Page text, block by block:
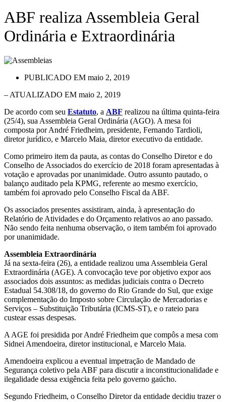
ABF realiza Assembleia Geral
Ordinária e Extraordinária
PUBLICADO EM maio 2, 2019
– ATUALIZADO EM maio 2, 2019
De acordo com seu Estatuto, a ABF realizou na última quinta-feira
(25/4), sua Assembleia Geral Ordinária (AGO). A mesa foi
composta por André Friedheim, presidente, Fernando Tardioli,
diretor jurídico, e Marcelo Maia, diretor executivo da entidade.
Como primeiro item da pauta, as contas do Conselho Diretor e do
Conselho de Associados do exercício de 2018 foram apresentadas à
votação e aprovadas por unanimidade. Outro assunto pautado, o
balanço auditado pela KPMG, referente ao mesmo exercício,
também foi aprovado pelo Conselho Fiscal da ABF.
Os associados presentes assistiram, ainda, à apresentação do
Relatório de Atividades e do Orçamento relativos ao ano passado.
Não sendo feita nenhuma observação, o item também foi aprovado
por unanimidade.
Assembleia Extraordinária
Já na sexta-feira (26), a entidade realizou uma Assembleia Geral
Extraordinária (AGE). A convocação teve por objetivo expor aos
associados dois assuntos: as medidas judiciais contra o Decreto
Estadual 54.308/18, do governo do Rio Grande do Sul, que exige
complementação do Imposto sobre Circulação de Mercadorias e
Serviços – Substituição Tributária (ICMS-ST), e o rateio para
custear essas despesas.
A AGE foi presidida por André Friedheim que compôs a mesa com
Sidnei Amendoeira, diretor institucional, e Marcelo Maia.
Amendoeira explicou a eventual impetração de Mandado de
Segurança coletivo pela ABF para discutir a inconstitucionalidade e
ilegalidade dessa exigência feita pelo governo gaúcho.
Segundo Friedheim, o Conselho Diretor da entidade decidiu trazer o